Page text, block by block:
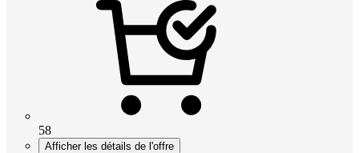
58
Afficher les détails de l'offre